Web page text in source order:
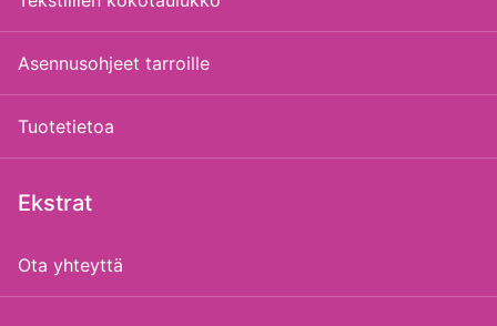
Asennusohjeet tarroille
Tuotetietoa
Ekstrat
Ota yhteyttä